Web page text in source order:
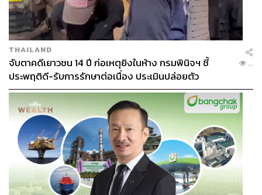
THAILAND
จับตาคดีเยาวชน 14 ปี ก่อเหตุยิงในห้าง กรมพินิจฯ ชี้
ประพฤติดี-รับการรักษาต่อเนื่อง ประเมินปล่อยตัว
...